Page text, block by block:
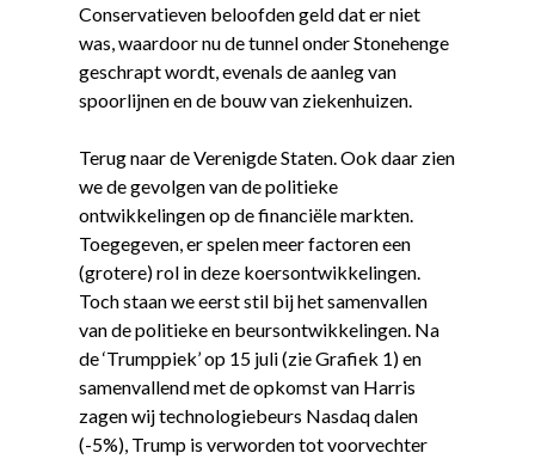
Conservatieven beloofden geld dat er niet
was, waardoor nu de tunnel onder Stonehenge
geschrapt wordt, evenals de aanleg van
spoorlijnen en de bouw van ziekenhuizen.
Terug naar de Verenigde Staten. Ook daar zien
we de gevolgen van de politieke
ontwikkelingen op de financiële markten.
Toegegeven, er spelen meer factoren een
(grotere) rol in deze koersontwikkelingen.
Toch staan we eerst stil bij het samenvallen
van de politieke en beursontwikkelingen. Na
de ‘Trumppiek’ op 15 juli (zie Grafiek 1) en
samenvallend met de opkomst van Harris
zagen wij technologiebeurs Nasdaq dalen
(-5%), Trump is verworden tot voorvechter